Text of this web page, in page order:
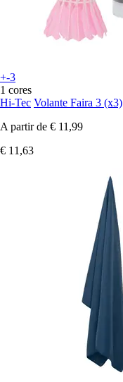
+-3
1 cores
Hi-Tec Volante Faira 3 (x3)
A partir de € 11,99
€ 11,63